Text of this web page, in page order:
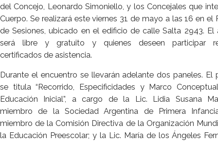
del Concejo, Leonardo Simoniello, y los Concejales que
Cuerpo. Se realizará este viernes 31 de mayo a las 16 en el
de Sesiones, ubicado en el edificio de calle Salta 2943. El
será libre y gratuito y quienes deseen participar
certificados de asistencia.
Durante el encuentro se llevarán adelante dos paneles. El
se titula “Recorrido, Especificidades y Marco
Educación Inicial”, a cargo de la Lic. Lidia Susana
miembro de la Sociedad Argentina de Primera
miembro de la Comisión Directiva de la Organización
la Educación Preescolar; y la Lic. María de los Ángeles